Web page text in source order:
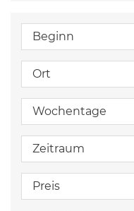
Beginn
Ort
Wochentage
Zeitraum
Preis